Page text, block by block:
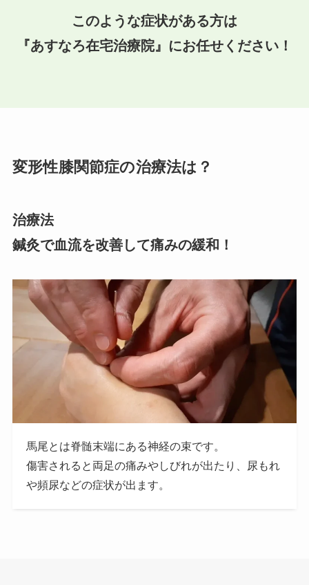
このような症状がある方は
『あすなろ在宅治療院』にお任せください！
変形性膝関節症の治療法は？
治療法
鍼灸で血流を改善して痛みの緩和！
馬尾とは脊髄末端にある神経の束です。
傷害されると両足の痛みやしびれが出たり、尿もれ
や頻尿などの症状が出ます。